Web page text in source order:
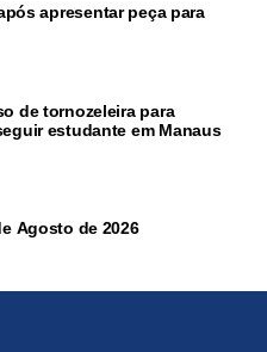
apresentar peça para
de tornozeleira para
estudante em Manaus
Agosto de 2026